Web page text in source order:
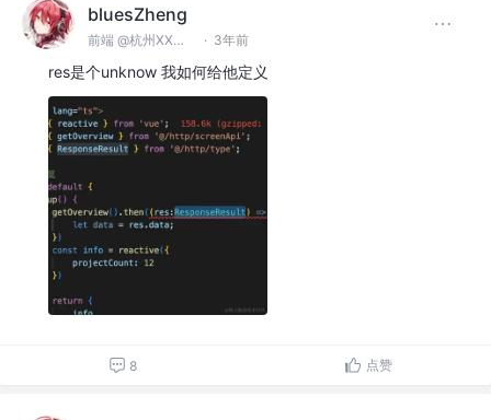
bluesZheng
前端 @杭州XX科技有限公司 · 3年前
res是个unknow 我如何给他定义
8 点赞